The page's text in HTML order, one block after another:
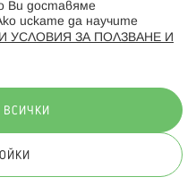
права запазени
Ви доставяме
искате да научите
УСЛОВИЯ ЗА ПОЛЗВАНЕ И